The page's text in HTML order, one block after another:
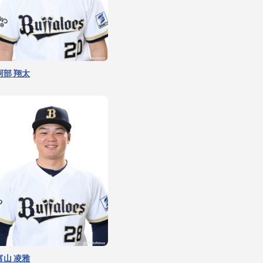
部 翔太
山 凌雅